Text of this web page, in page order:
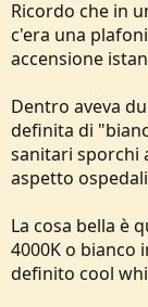
Ricordo che in
c'era una
accensione
Dentro aveva
definita di
sanitari sporchi
aspetto
La cosa bella è
4000K o
definito cool